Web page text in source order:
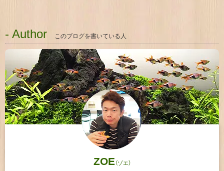
- Author このブログを書いている人
ZOE（ゾエ）